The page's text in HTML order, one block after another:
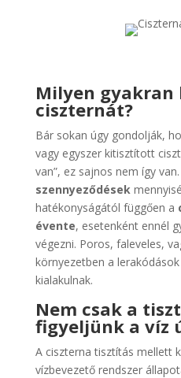
Milyen
ciszternát?
Bár sokan úgy gondolják,
vagy egyszer kitisztított
van”, ez sajnos nem így
szennyeződések
hatékonyságától függően a
évente, esetenként ennél
végezni. Poros, faleveles,
környezetben a
kialakulnak.
Nem csak a
figyeljünk a víz
A ciszterna tisztítás mellett
vízbevezető rendszer